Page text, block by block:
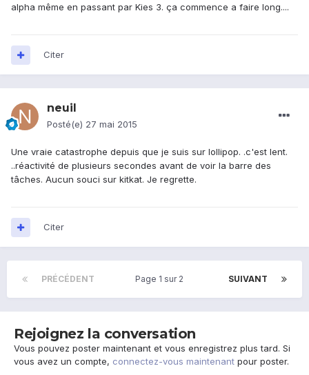
alpha même en passant par Kies 3. ça commence a faire long....
Citer
neuil
Posté(e) 27 mai 2015
Une vraie catastrophe depuis que je suis sur lollipop. .c'est lent.
..réactivité de plusieurs secondes avant de voir la barre des
tâches. Aucun souci sur kitkat. Je regrette.
Citer
PRÉCÉDENT SUIVANT
Page 1 sur 2
Rejoignez la conversation
Vous pouvez poster maintenant et vous enregistrez plus tard. Si
vous avez un compte, connectez-vous maintenant pour poster.